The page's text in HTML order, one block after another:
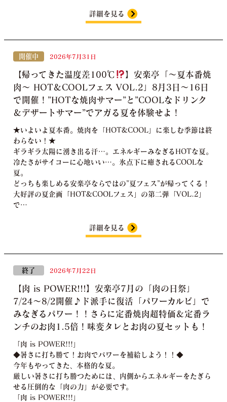
詳細を見る
開催中 2026年7月31日
【帰ってきた温度差100℃
】安楽亭「～夏本番焼
肉～ HOT＆COOLフェス VOL.2」8月3日～16日
で開催！”HOTな焼肉サマー”と”COOLなドリンク
＆デザートサマー”でアガる夏を体験せよ！
★いよいよ夏本番。焼肉を「HOT&COOL」に楽しむ季節は終
わらない！★
ギラギラ太陽に湧き出る汗…。エネルギーみなぎるHOTな夏。
冷たさがサイコーに心地いい…。氷点下に癒されるCOOLな
夏。
どっちも楽しめる安楽亭ならではの”夏フェス”が帰ってくる！
大好評の夏企画「HOT&COOLフェス」の第二弾「VOL.2」
で…
詳細を見る
終了 2026年7月22日
【肉 is POWER!!!】安楽亭7月の「肉の日祭」
7/24～8/2開催♪ド派手に復活「パワーカルビ」で
みなぎるパワー！！さらに定番焼肉超特価＆定番ラ
ンチのお肉1.5倍！味変タレとお肉の夏セットも！
「肉 is POWER!!!」
◆暑さに打ち勝て！お肉でパワーを補給しよう！！◆
今年もやってきた、本格的な夏。
厳しい暑さに打ち勝つためには、内側からエネルギーをたぎら
せる圧倒的な「肉の力」が必要です。
「肉 is POWER!!!」